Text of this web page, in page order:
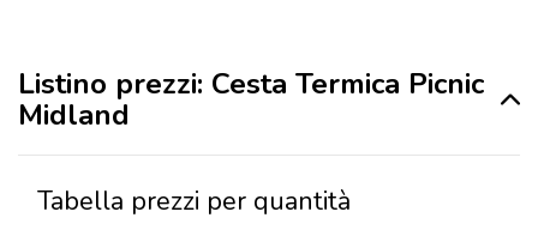
Listino prezzi: Cesta Termica Picnic
Midland
Tabella prezzi per quantità